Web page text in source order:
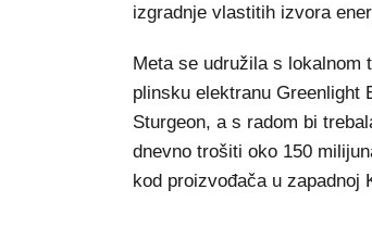
izgradnje vlastitih izvora
Meta se udružila s lokalnom
plinsku elektranu Greenlight
Sturgeon, a s radom bi
dnevno trošiti oko 150
kod proizvođača u zapadnoj